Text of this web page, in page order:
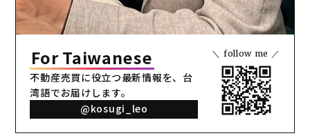
For Taiwanese
不動産売買に役立つ最新情報を、 台
湾語でお届けします。
@kosugi_leo
＼ follow me ／